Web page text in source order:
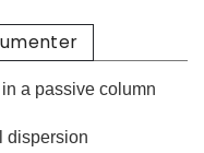
a passive column
dispersion